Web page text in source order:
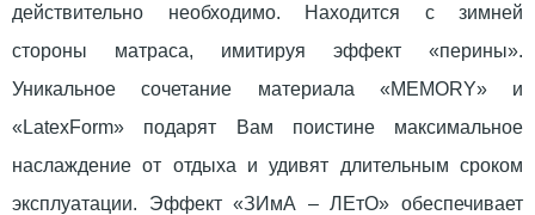
действительно необходимо. Находится с зимней
стороны матраса, имитируя эффект «перины».
Уникальное сочетание материала «MEMORY» и
«LatexForm» подарят Вам поистине максимальное
наслаждение от отдыха и удивят длительным сроком
эксплуатации. Эффект «ЗИмА – ЛЕтО» обеспечивает